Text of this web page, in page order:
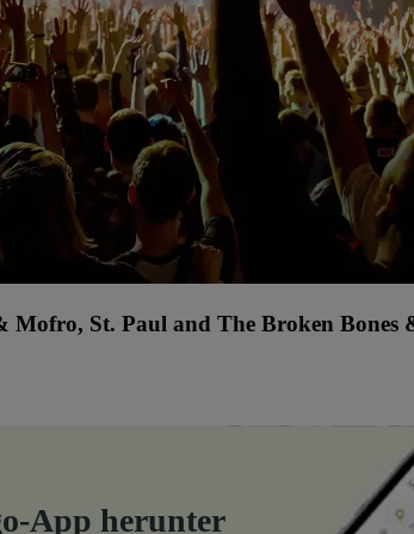
Mofro, St. Paul and The Broken Bones
App herunter